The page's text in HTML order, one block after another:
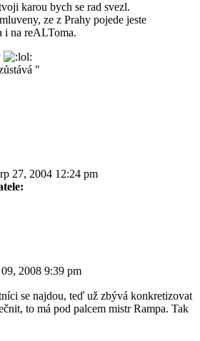
karou bych se rad svezl.
ze z Prahy pojede jeste
i na reALToma.
"
27, 2004 12:24 pm
2008 9:39 pm
se najdou, teď už zbývá konkretizovat
to má pod palcem mistr Rampa. Tak